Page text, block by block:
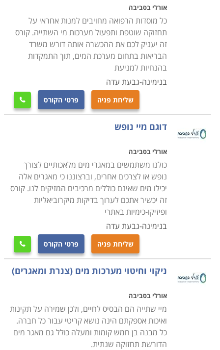
אורלי בסביבה
כל מוסדות הרפואה מחויבים למנות אחראי על
תחזוקה שוטפת ותפעול מערכות מי השתייה. קורס
זה יעניק לכם את ההכשרה אותה דורש משרד
הבריאות בתחום מערכת המים, תוך התמקדות
בהנחיות למניעת
בנימינה-גבעת עדה
שליחת פניה פרטי הקורס 
דוגם מיי נופש
אורלי בסביבה
כולנו משתמשים במאגרי מים מלאכותיים לצורך
נופש או לצרכים אחרים, וברצוננו כי מאגרים אלה
יכילו מים שאינם כוללים מרכיבים המזיקים לנו. קורס
זה יכשיר אתכם לערוך בדיקות מיקרוביאליות
ופיזיקו-כימיות באתרי
בנימינה-גבעת עדה
שליחת פניה פרטי הקורס 
ניקוי וחיטוי מערכות מים (צנרת ומאגרים)
אורלי בסביבה
מיי שתייה הם הבסיס לחיים, ולכן שמירה על תקינות
ואיכות אספקתם הינה נושא קריטי עבור כל חברה.
כל מבנה בן חמש קומות ומעלה כולל גם מאגר מים
הדורשת תחזוקה שנתית.